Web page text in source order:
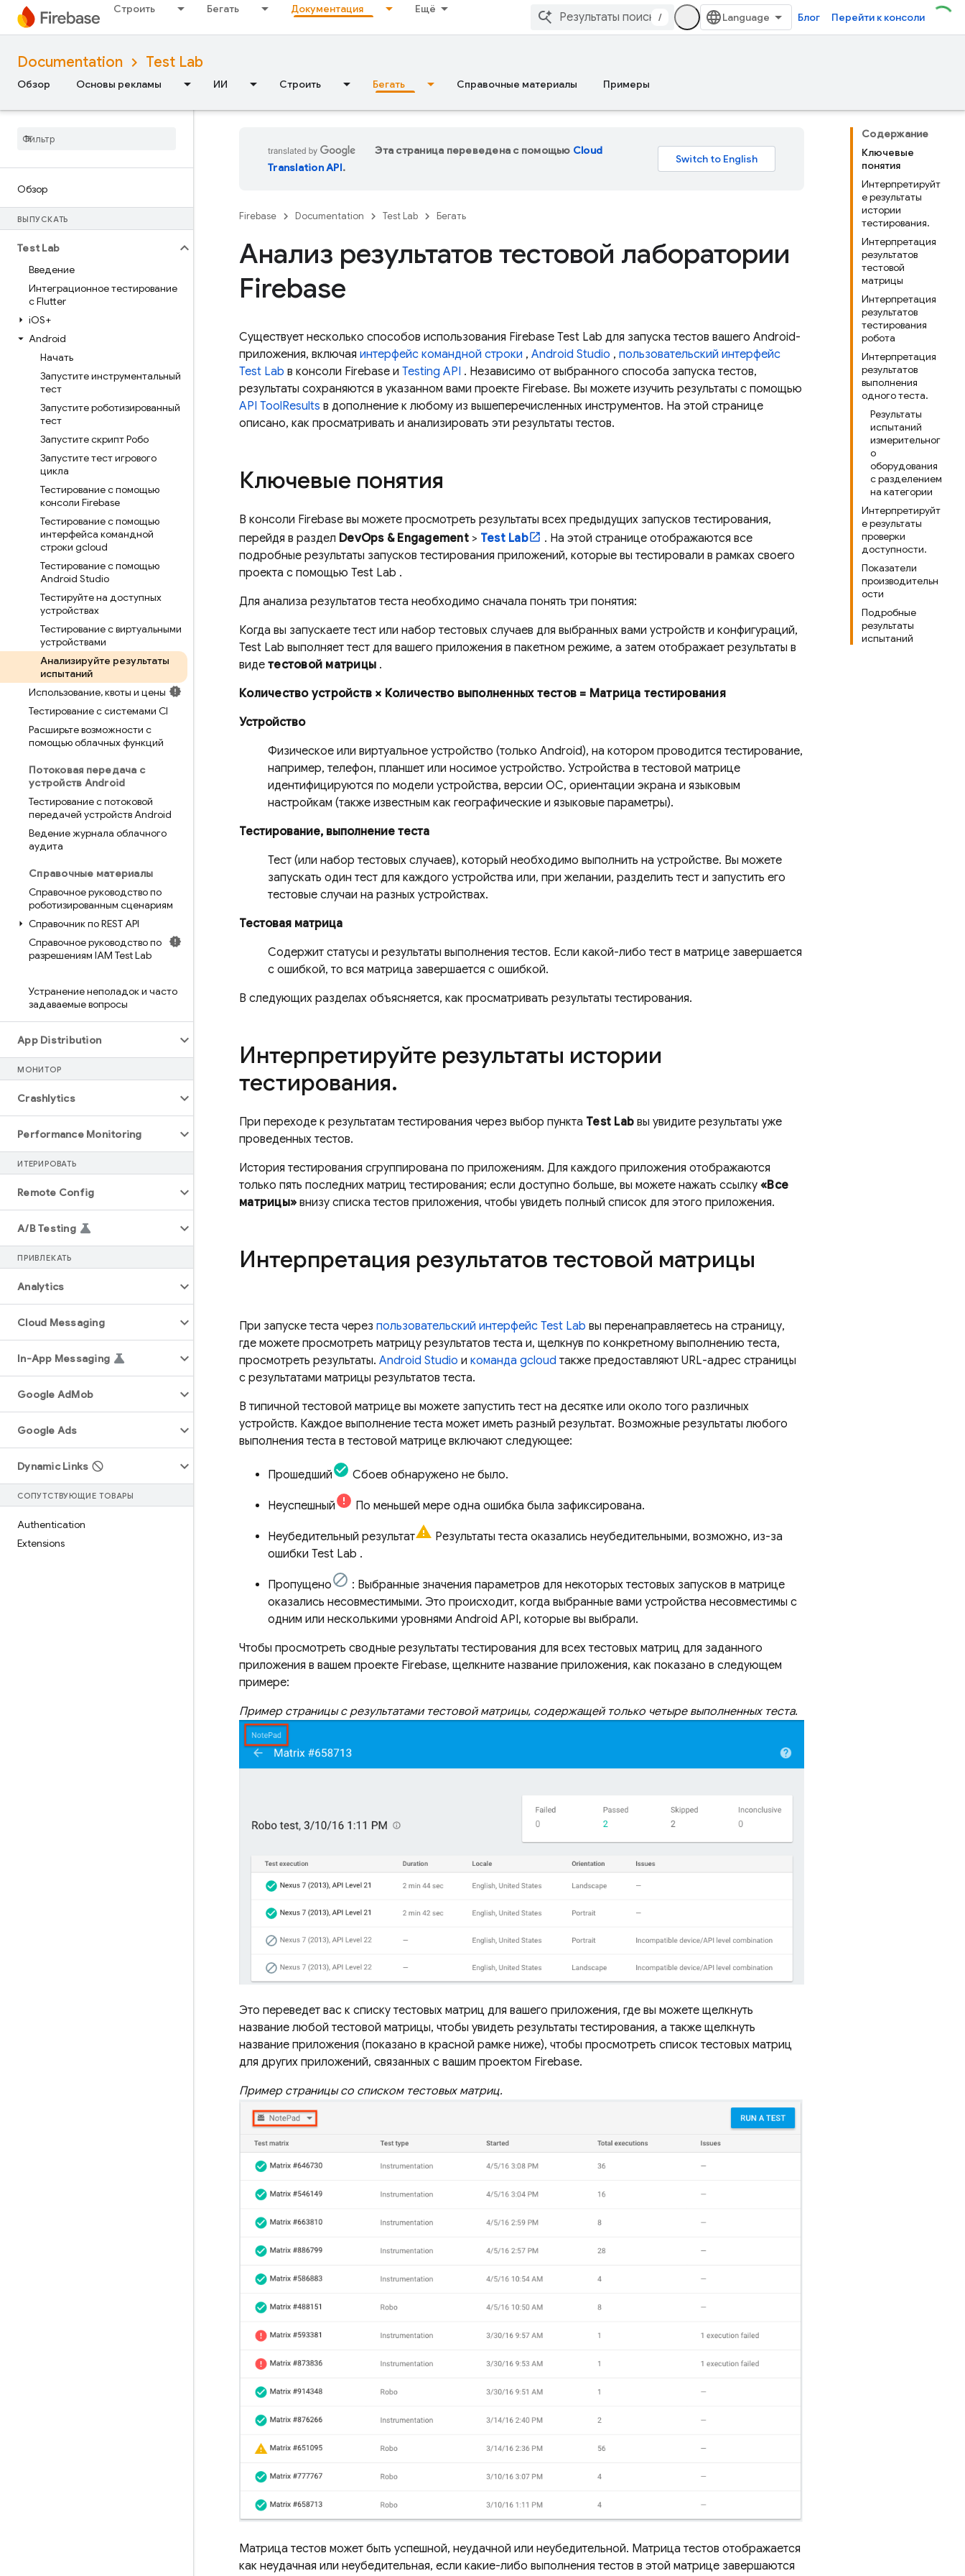
Строить Бегать Документация Ещё
/ Блог Перейти к консоли
Documentation Test Lab
Обзор Основы рекламы ИИ Строить Бегать Справочные материалы Примеры
Обзор
ВЫПУСКАТЬ
Test Lab
Введение
Интеграционное тестирование
с Flutter
iOS+
Android
Начать
Запустите инструментальный
тест
Запустите роботизированный
тест
Запустите скрипт Робо
Запустите тест игрового
цикла
Тестирование с помощью
консоли Firebase
Тестирование с помощью
интерфейса командной
строки gcloud
Тестирование с помощью
Android Studio
Тестируйте на доступных
устройствах
Тестирование с виртуальными
устройствами
Анализируйте результаты
испытаний
Использование,квоты и цены
Тестирование с системами CI
Расширьте возможности с
помощью облачных функций
Потоковая передача с
устройств Android
Тестирование с потоковой
передачей устройств Android
Ведение журнала облачного
аудита
Справочные материалы
Справочное руководство по
роботизированным сценариям
Справочник по REST API
Справочное руководство по
разрешениям IAM Test Lab
Устранение неполадок и часто
задаваемые вопросы
App Distribution
МОНИТОР
Crashlytics
Performance Monitoring
ИТЕРИРОВАТЬ
Remote Config
A/B Testing
ПРИВЛЕКАТЬ
Analytics
Cloud Messaging
In-App Messaging
Google AdMob
Google Ads
Dynamic Links
СОПУТСТВУЮЩИЕ ТОВАРЫ
Authentication
Extensions
Содержание
Ключевые
понятия
Интерпретируйт
е результаты
истории
тестирования.
Интерпретация
результатов
тестовой
матрицы
Интерпретация
результатов
тестирования
робота
Интерпретация
результатов
выполнения
одного теста.
Результаты
испытаний
измерительног
о
оборудования
с разделением
на категории
Интерпретируйт
е результаты
проверки
доступности.
Показатели
производительн
ости
Подробные
результаты
испытаний
Эта страница переведена с помощью Cloud
Translation API.
Firebase Documentation Test Lab Бегать
Анализ результатов тестовой лаборатории
Firebase
Существует несколько способов использования Firebase Test Lab для запуска тестов вашего Android-
приложения, включая интерфейс командной строки , Android Studio , пользовательский интерфейс
Test Lab в консоли Firebase и Testing API . Независимо от выбранного способа запуска тестов,
результаты сохраняются в указанном вами проекте Firebase. Вы можете изучить результаты с помощью
API ToolResults в дополнение к любому из вышеперечисленных инструментов. На этой странице
описано, как просматривать и анализировать эти результаты тестов.
Ключевые понятия
В консоли Firebase вы можете просмотреть результаты всех предыдущих запусков тестирования,
перейдя в раздел DevOps & Engagement> Test Lab
. На этой странице отображаются все
подробные результаты запусков тестирования приложений, которые вы тестировали в рамках своего
проекта с помощью Test Lab .
Для анализа результатов теста необходимо сначала понять три понятия:
Когда вы запускаете тест или набор тестовых случаев для выбранных вами устройств и конфигураций,
Test Lab выполняет тест для вашего приложения в пакетном режиме, а затем отображает результаты в
виде тестовой матрицы .
Количество устройств × Количество выполненных тестов = Матрица тестирования
Устройство
Физическое или виртуальное устройство (только Android), на котором проводится тестирование,
например, телефон, планшет или носимое устройство. Устройства в тестовой матрице
идентифицируются по модели устройства, версии ОС, ориентации экрана и языковым
настройкам (также известным как географические и языковые параметры).
Тестирование, выполнение теста
Тест (или набор тестовых случаев), который необходимо выполнить на устройстве. Вы можете
запускать один тест для каждого устройства или, при желании, разделить тест и запустить его
тестовые случаи на разных устройствах.
Тестовая матрица
Содержит статусы и результаты выполнения тестов. Если какой-либо тест в матрице завершается
с ошибкой, то вся матрица завершается с ошибкой.
В следующих разделах объясняется, как просматривать результаты тестирования.
Интерпретируйте результаты истории
тестирования.
При переходе к результатам тестирования через выбор пункта Test Lab вы увидите результаты уже
проведенных тестов.
История тестирования сгруппирована по приложениям. Для каждого приложения отображаются
только пять последних матриц тестирования; если доступно больше, вы можете нажать ссылку «Все
матрицы» внизу списка тестов приложения, чтобы увидеть полный список для этого приложения.
Интерпретация результатов тестовой матрицы
При запуске теста через пользовательский интерфейс Test Lab вы перенаправляетесь на страницу,
где можете просмотреть матрицу результатов теста и, щелкнув по конкретному выполнению теста,
просмотреть результаты. Android Studio и команда gcloud также предоставляют URL-адрес страницы
с результатами матрицы результатов теста.
В типичной тестовой матрице вы можете запустить тест на десятке или около того различных
устройств. Каждое выполнение теста может иметь разный результат. Возможные результаты любого
выполнения теста в тестовой матрице включают следующее:
Прошедший Сбоев обнаружено не было.
Неуспешный По меньшей мере одна ошибка была зафиксирована.
Неубедительный результат
Результаты теста оказались неубедительными, возможно, из-за
ошибки Test Lab .
Пропущено
: Выбранные значения параметров для некоторых тестовых запусков в матрице
оказались несовместимыми. Это происходит, когда выбранные вами устройства несовместимы с
одним или несколькими уровнями Android API, которые вы выбрали.
Чтобы просмотреть сводные результаты тестирования для всех тестовых матриц для заданного
приложения в вашем проекте Firebase, щелкните название приложения, как показано в следующем
примере:
Пример страницы с результатами тестовой матрицы, содержащей только четыре выполненных теста.
Это переведет вас к списку тестовых матриц для вашего приложения, где вы можете щелкнуть
название любой тестовой матрицы, чтобы увидеть результаты тестирования, а также щелкнуть
название приложения (показано в красной рамке ниже), чтобы просмотреть список тестовых матриц
для других приложений, связанных с вашим проектом Firebase.
Пример страницы со списком тестовых матриц.
Матрица тестов может быть успешной, неудачной или неубедительной. Матрица тестов отображается
как неудачная или неубедительная, если какие-либо выполнения тестов в этой матрице завершаются